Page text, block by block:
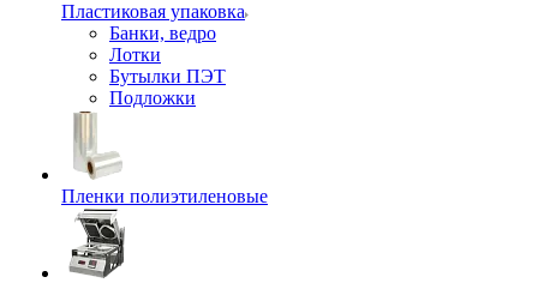
Пластиковая упаковка
Банки, ведро
Лотки
Бутылки ПЭТ
Подложки
Пленки полиэтиленовые